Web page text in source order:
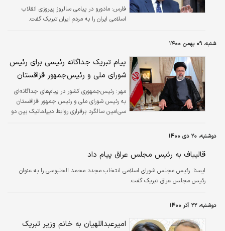
فارس:
مادورو در پیامی سالروز پیروزی انقلاب
اسلامی ایران را به مردم ایران تبریک گفت.
شنبه، ۰۹ بهمن ۱۴۰۰
پیام‌ تبریک جداگانه رئیسی برای رئیس
شورای ملی و رئیس‌جمهور قزاقستان
مهر: رئیس‌جمهوری کشور در پیام‌های جداگانه‌ای
به رئیس شورای ملی و رئیس جمهور قزاقستان
سی‌امین سالگرد برقراری روابط دیپلماتیک بین دو
دوشنبه، ۲۰ دی ۱۴۰۰
قالیباف به رئیس مجلس عراق پیام داد
ایسنا: رئیس مجلس شورای اسلامی انتخاب مجدد محمد الحلبوسی را به عنوان
رئیس مجلس عراق تبریک گفت.
دوشنبه، ۲۲ آذر ۱۴۰۰
امیرعبداللهیان به خانم وزیر تبریک